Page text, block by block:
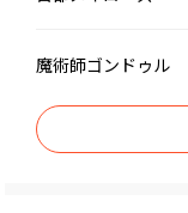
魔術師ゴンドゥル